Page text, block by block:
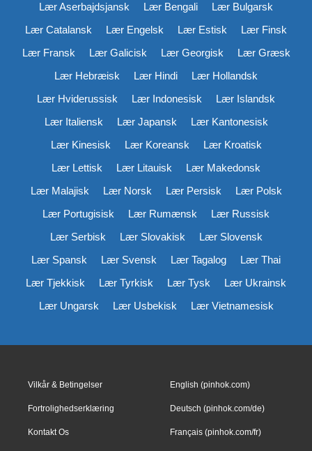
Lær Aserbajdsjansk
Lær Bengali
Lær Bulgarsk
Lær Catalansk
Lær Engelsk Lær Estisk
Lær Finsk
Lær Fransk
Lær Galicisk Lær Georgisk
Lær Græsk
Lær Hebræisk
Lær Hindi
Lær Hollandsk
Lær Hviderussisk
Lær Indonesisk
Lær Islandsk
Lær Italiensk
Lær Japansk
Lær Kantonesisk
Lær Kinesisk
Lær Koreansk
Lær Kroatisk
Lær Lettisk
Lær Litauisk
Lær Makedonsk
Lær Malajisk
Lær Norsk Lær Persisk
Lær Polsk
Lær Portugisisk
Lær Rumænsk
Lær Russisk
Lær Serbisk
Lær Slovakisk
Lær Slovensk
Lær Spansk
Lær Svensk Lær Tagalog
Lær Thai
Lær Tjekkisk
Lær Tyrkisk Lær Tysk
Lær Ukrainsk
Lær Ungarsk
Lær Usbekisk Lær Vietnamesisk
Vilkår & Betingelser
Fortrolighedserklæring
Kontakt Os
English (pinhok.com)
Deutsch (pinhok.com/de)
Français (pinhok.com/fr)